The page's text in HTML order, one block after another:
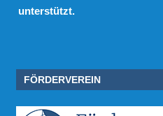
unterstützt.
FÖRDERVEREIN